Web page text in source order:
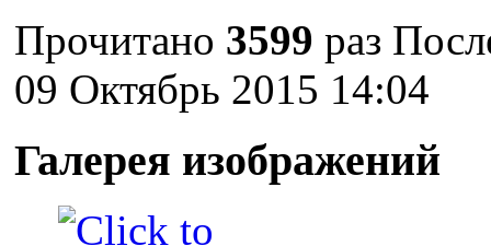
Прочитано 3599 раз
09 Октябрь 2015 14:04
Галерея изображений